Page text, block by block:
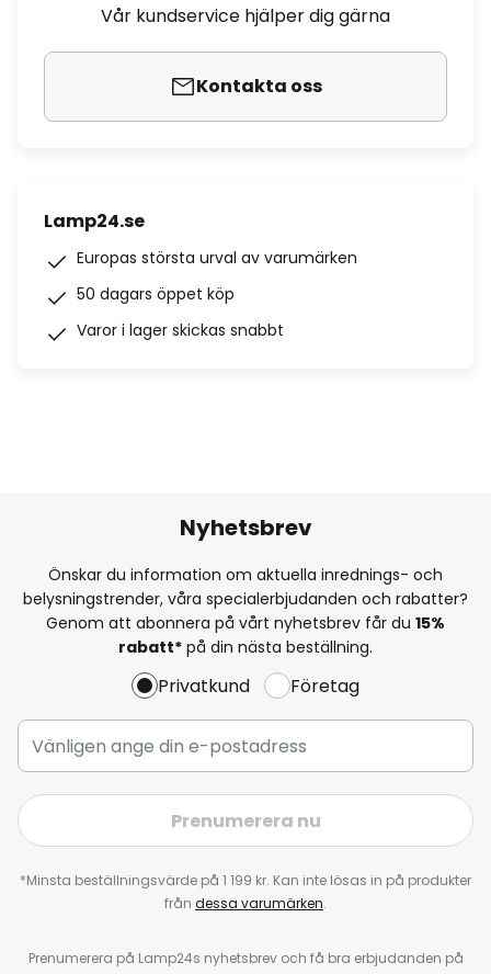
Vår kundservice hjälper dig gärna
Kontakta oss
Lamp24.se
Europas största urval av varumärken
50 dagars öppet köp
Varor i lager skickas snabbt
Nyhetsbrev
Önskar du information om aktuella inrednings- och
belysningstrender, våra specialerbjudanden och rabatter?
Genom att abonnera på vårt nyhetsbrev får du 15%
rabatt* på din nästa beställning.
Privatkund Företag
Prenumerera nu
*Minsta beställningsvärde på 1 199 kr. Kan inte lösas in på produkter
från dessa varumärken.
Prenumerera på Lamp24s nyhetsbrev och få bra erbjudanden på